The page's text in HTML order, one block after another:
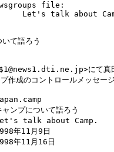
file:
て語ろう
にて真田
作成のコントロールメッセー
ンプについて語ろう
talk about Camp.
年11月9日
年11月16日